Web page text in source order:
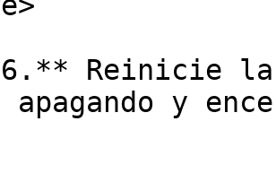
6.** Reinicie
apagando y